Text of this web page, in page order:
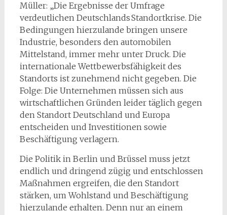
Müller: „Die Ergebnisse der Umfrage
verdeutlichen Deutschlands Standortkrise. Die
Bedingungen hierzulande bringen unsere
Industrie, besonders den automobilen
Mittelstand, immer mehr unter Druck. Die
internationale Wettbewerbsfähigkeit des
Standorts ist zunehmend nicht gegeben. Die
Folge: Die Unternehmen müssen sich aus
wirtschaftlichen Gründen leider täglich gegen
den Standort Deutschland und Europa
entscheiden und Investitionen sowie
Beschäftigung verlagern.
Die Politik in Berlin und Brüssel muss jetzt
endlich und dringend zügig und entschlossen
Maßnahmen ergreifen, die den Standort
stärken, um Wohlstand und Beschäftigung
hierzulande erhalten. Denn nur an einem